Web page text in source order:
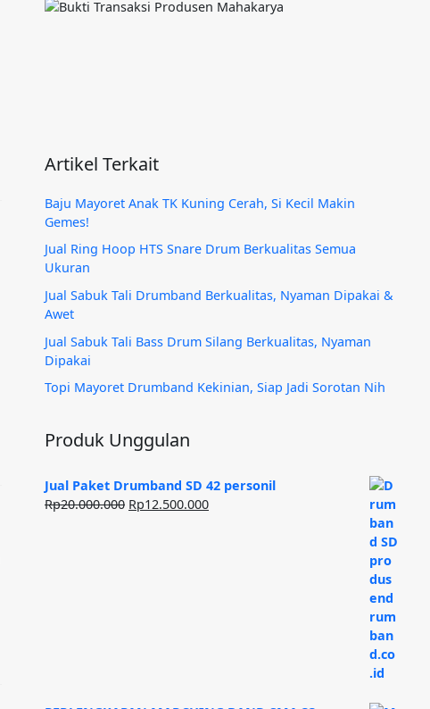
Artikel Terkait
Baju Mayoret Anak TK Kuning Cerah, Si Kecil Makin
Gemes!
Jual Ring Hoop HTS Snare Drum Berkualitas Semua
Ukuran
Jual Sabuk Tali Drumband Berkualitas, Nyaman Dipakai &
Awet
Jual Sabuk Tali Bass Drum Silang Berkualitas, Nyaman
Dipakai
Topi Mayoret Drumband Kekinian, Siap Jadi Sorotan Nih
Produk Unggulan
Jual Paket Drumband SD 42 personil
Rp20.000.000 Harga
Rp12.500.000Harga